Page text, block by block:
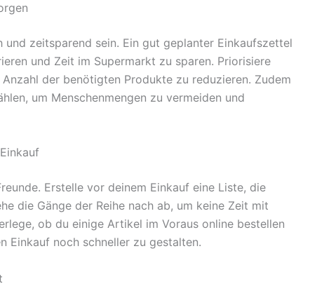
zeitsparend sein. Ein gut geplanter Einkaufszettel
und Zeit im Supermarkt zu sparen. Priorisiere
der benötigten Produkte zu reduzieren. Zudem
um Menschenmengen zu vermeiden und
Erstelle vor deinem Einkauf eine Liste, die
die Gänge der Reihe nach ab, um keine Zeit mit
ob du einige Artikel im Voraus online bestellen
Einkauf noch schneller zu gestalten.